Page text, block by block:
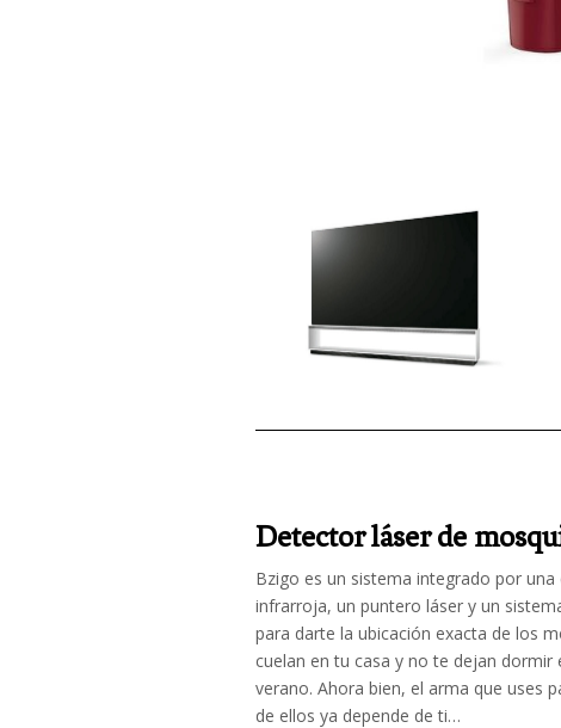
Detector láser de
Bzigo es un sistema integrado por una
infrarroja, un puntero láser y un
para darte la ubicación exacta de los
cuelan en tu casa y no te dejan dormir
verano. Ahora bien, el arma que uses
de ellos ya depende de ti…